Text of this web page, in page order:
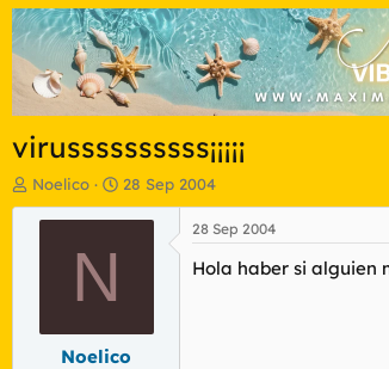
virussssssssss¡¡¡¡¡
I
n
o
Noelico
F
e
c
i
n
28 Sep 2004
N
Noelico
28 Sep 2004
Hola haber si alguien